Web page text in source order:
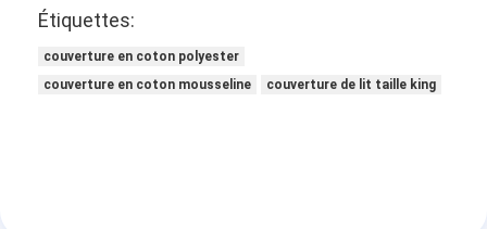
Étiquettes:
couverture en coton polyester
couverture en coton mousseline
couverture de lit taille king